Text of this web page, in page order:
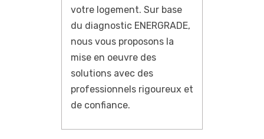
votre logement. Sur base
du diagnostic ENERGRADE,
nous vous proposons la
mise en oeuvre des
solutions avec des
professionnels rigoureux et
de confiance.